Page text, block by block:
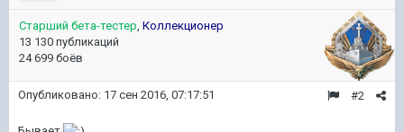
Старший бета-тестер, Коллекционер
13 130 публикаций
24 699 боёв
#2
Опубликовано: 17 сен 2016, 07:17:51